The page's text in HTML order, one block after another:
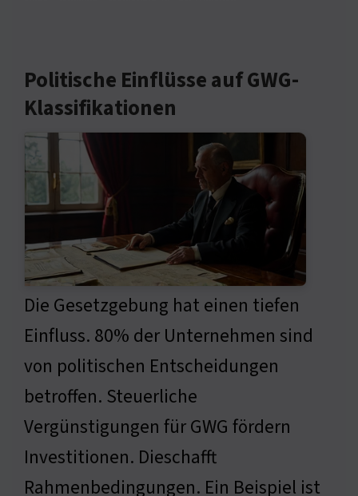
Politische Einflüsse auf GWG-
Klassifikationen
Die Gesetzgebung hat einen tiefen
Einfluss. 80% der Unternehmen sind
von politischen Entscheidungen
betroffen. Steuerliche
Vergünstigungen für GWG fördern
Investitionen. Dieschafft
Rahmenbedingungen. Ein Beispiel ist